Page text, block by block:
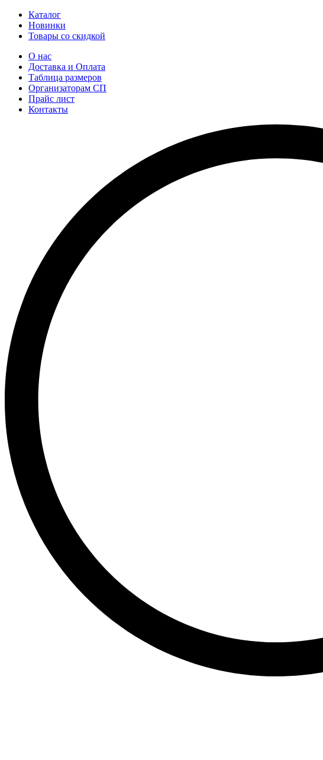
Каталог
Новинки
Товары со скидкой
О нас
Доставка и Оплата
Таблица размеров
Организаторам СП
Прайс лист
Контакты